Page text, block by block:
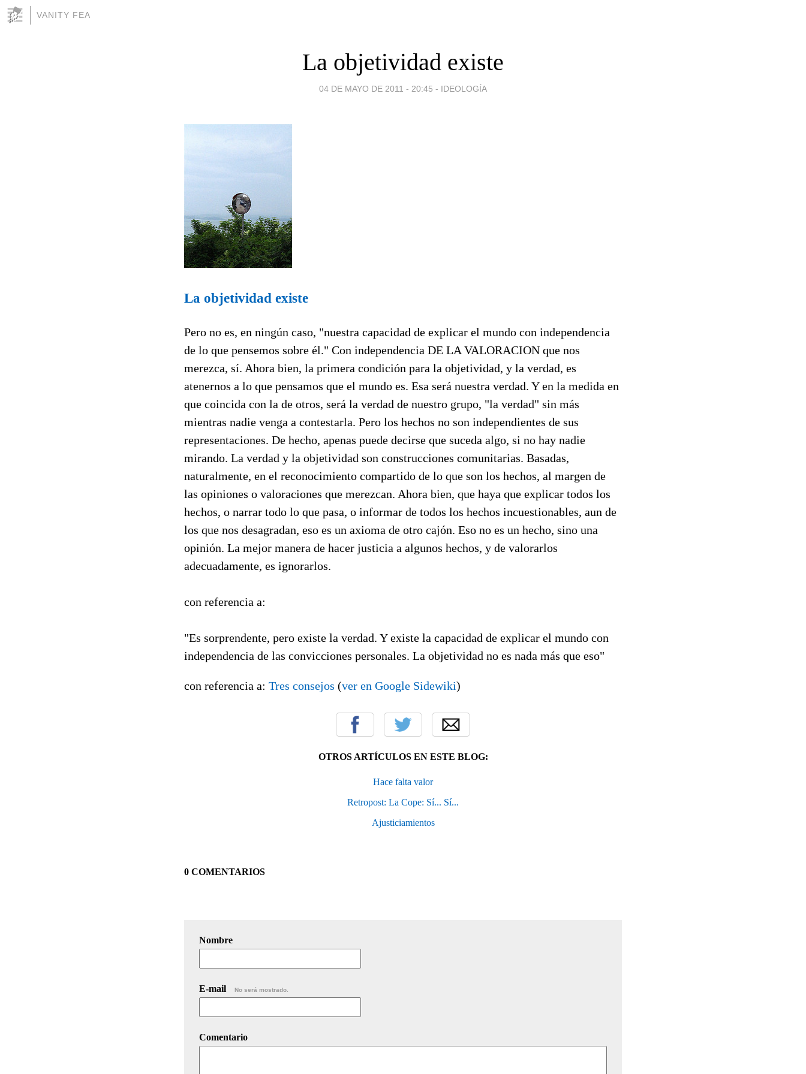
VANITY FEA
La objetividad existe
04 DE MAYO DE 2011 - 20:45 - IDEOLOGÍA
La objetividad existe
Pero no es, en ningún caso, "nuestra capacidad de explicar el mundo con independencia
de lo que pensemos sobre él." Con independencia DE LA VALORACION que nos
merezca, sí. Ahora bien, la primera condición para la objetividad, y la verdad, es
atenernos a lo que pensamos que el mundo es. Esa será nuestra verdad. Y en la medida en
que coincida con la de otros, será la verdad de nuestro grupo, "la verdad" sin más
mientras nadie venga a contestarla. Pero los hechos no son independientes de sus
representaciones. De hecho, apenas puede decirse que suceda algo, si no hay nadie
mirando. La verdad y la objetividad son construcciones comunitarias. Basadas,
naturalmente, en el reconocimiento compartido de lo que son los hechos, al margen de
las opiniones o valoraciones que merezcan. Ahora bien, que haya que explicar todos los
hechos, o narrar todo lo que pasa, o informar de todos los hechos incuestionables, aun de
los que nos desagradan, eso es un axioma de otro cajón. Eso no es un hecho, sino una
opinión. La mejor manera de hacer justicia a algunos hechos, y de valorarlos
adecuadamente, es ignorarlos.
con referencia a:
"Es sorprendente, pero existe la verdad. Y existe la capacidad de explicar el mundo con
independencia de las convicciones personales. La objetividad no es nada más que eso"
con referencia a: Tres consejos (ver en Google Sidewiki)
OTROS ARTÍCULOS EN ESTE BLOG:
Hace falta valor
Retropost: La Cope: Sí... Sí...
Ajusticiamientos
0 COMENTARIOS
Nombre
E-mail No será mostrado.
Comentario